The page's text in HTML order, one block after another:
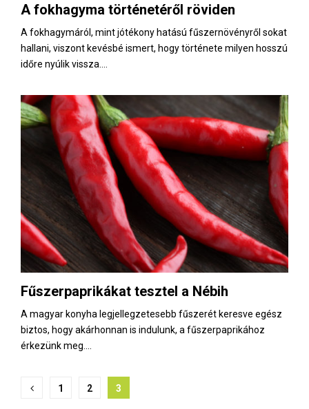
E
N
U
A fokhagyma történetéről röviden
A fokhagymáról, mint jótékony hatású fűszernövényről sokat
hallani, viszont kevésbé ismert, hogy története milyen hosszú
időre nyúlik vissza....
Fűszerpaprikákat tesztel a Nébih
A magyar konyha legjellegzetesebb fűszerét keresve egész
biztos, hogy akárhonnan is indulunk, a fűszerpaprikához
érkezünk meg....
B
1 2 3